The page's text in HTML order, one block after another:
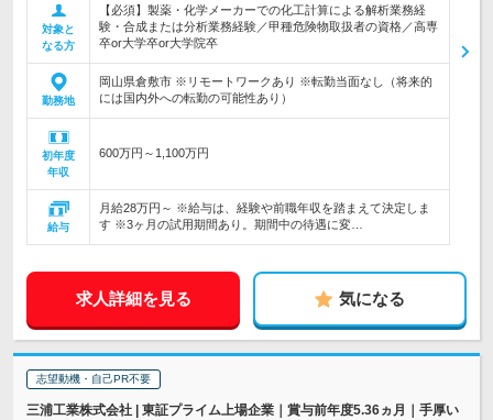
対象と
なる方
【必須】製薬・化学メーカーでの化工計算による解析業務経
験・合成または分析業務経験／甲種危険物取扱者の資格／高専
卒or大学卒or大学院卒
勤務地
岡山県倉敷市 ※リモートワークあり ※転勤当面なし（将来的
には国内外への転勤の可能性あり）
初年度
年収
600万円～1,100万円
給与
月給28万円～ ※給与は、経験や前職年収を踏まえて決定しま
す ※3ヶ月の試用期間あり。期間中の待遇に変…
求人詳細を見る 気になる
志望動機・自己PR不要
三浦工業株式会社 | 東証プライム上場企業｜賞与前年度5.36ヵ月｜手厚い